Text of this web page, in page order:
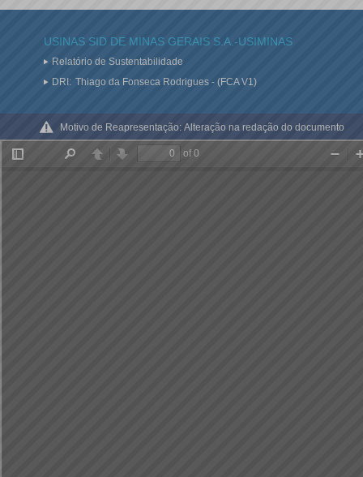
USINAS SID DE MINAS GERAIS S.A.-USIMINAS
Relatório de Sustentabilidade
DRI: Thiago da Fonseca Rodrigues - (FCA V1)
Motivo de Reapresentação: Alteração na redação do documento